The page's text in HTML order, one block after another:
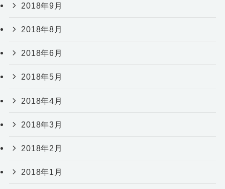
2018年9月
2018年8月
2018年6月
2018年5月
2018年4月
2018年3月
2018年2月
2018年1月